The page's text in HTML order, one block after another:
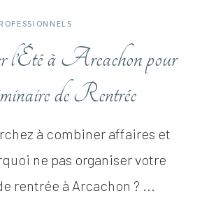
l’Été à Arcachon pour
de Rentrée
à combiner affaires et
ne pas organiser votre
rentrée à Arcachon ? ...